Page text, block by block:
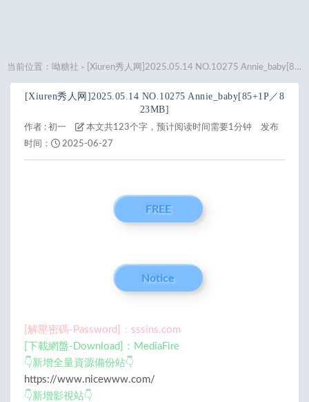
当前位置： 呦糖社 > [Xiuren秀人网]2025.05.14 NO.10275 Annie_baby[85+1P／823MB]
[Xiuren秀人网]2025.05.14 NO.10275 Annie_baby[85+1P／8
23MB]
作者 : 初一 本文共123个字，预计阅读时间需要1分钟
发布
时间：
2025-06-27
FREE
Notice
[解壓密碼-Password]：sssins.com
[下載網盤-Download]：MediaFire
👇新增全量資源備份站👇
https://www.nicewww.com/
👇新增影視站👇